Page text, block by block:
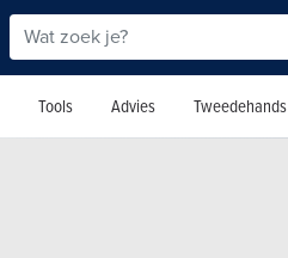
Tools Advies Tweedehands